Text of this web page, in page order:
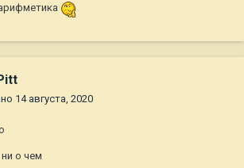
лай не могу, ибо живу не один. Ни на
его в коридор, там он
похожая ситуация, помогите советом!
14 августа, 2020
о чем